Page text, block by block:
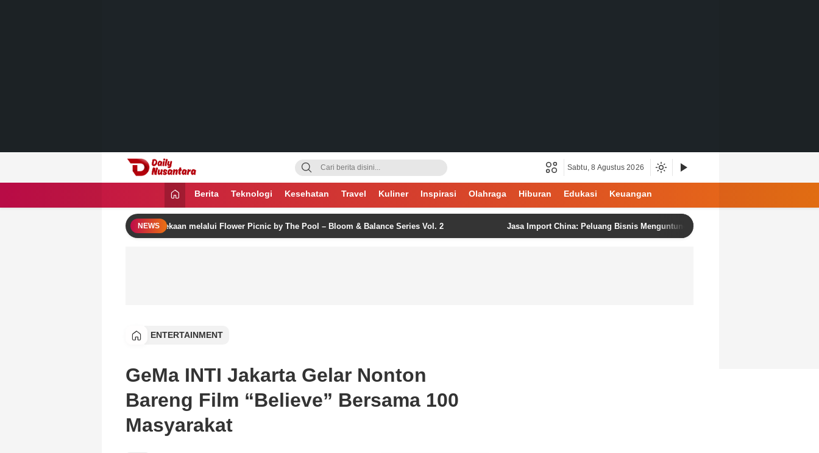
Daily Nusantara
Menyajikan Fakta, Menginspirasi Bangsa
Sabtu, 8 Agustus 2026
Berita Teknologi Kesehatan Travel Kuliner Inspirasi Olahraga Hiburan Edukasi Keuangan
NEWS
Rayakan Semangat Kemerdekaan melalui Flower Picnic by The Pool – Bloom & Balance Series Vol. 2 Jasa Import China: Peluang Bisnis Menguntungkan dengan Produk Berkualitas dan
ENTERTAINMENT
GeMa INTI Jakarta Gelar Nonton
Bareng Film “Believe” Bersama 100
Masyarakat